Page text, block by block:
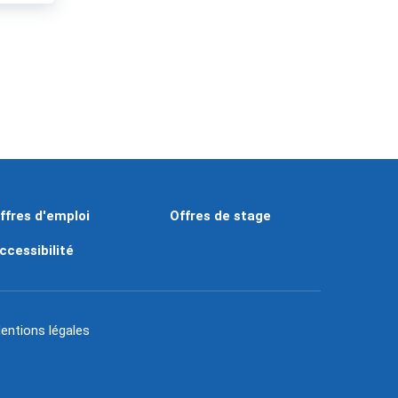
d'emploi Offres de stage
légales